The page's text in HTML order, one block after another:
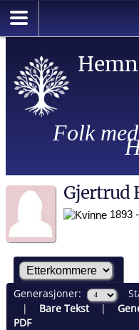
Folk
Gjertrud
1893
Generasjoner:
| Bare Tekst|
PDF